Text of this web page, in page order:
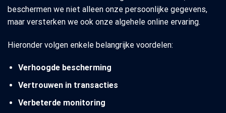
beschermen we niet alleen onze persoonlijke gegevens,
maar versterken we ook onze algehele online ervaring.
Hieronder volgen enkele belangrijke voordelen:
Verhoogde bescherming
Vertrouwen in transacties
Verbeterde monitoring